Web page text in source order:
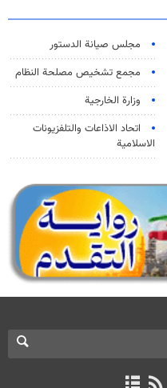
مجلس صيانة الدستور
مجمع تشخيص مصلحة النظام
وزارة الخارجية
اتحاد الاذاعات والتلفزيونات
الاسلامية